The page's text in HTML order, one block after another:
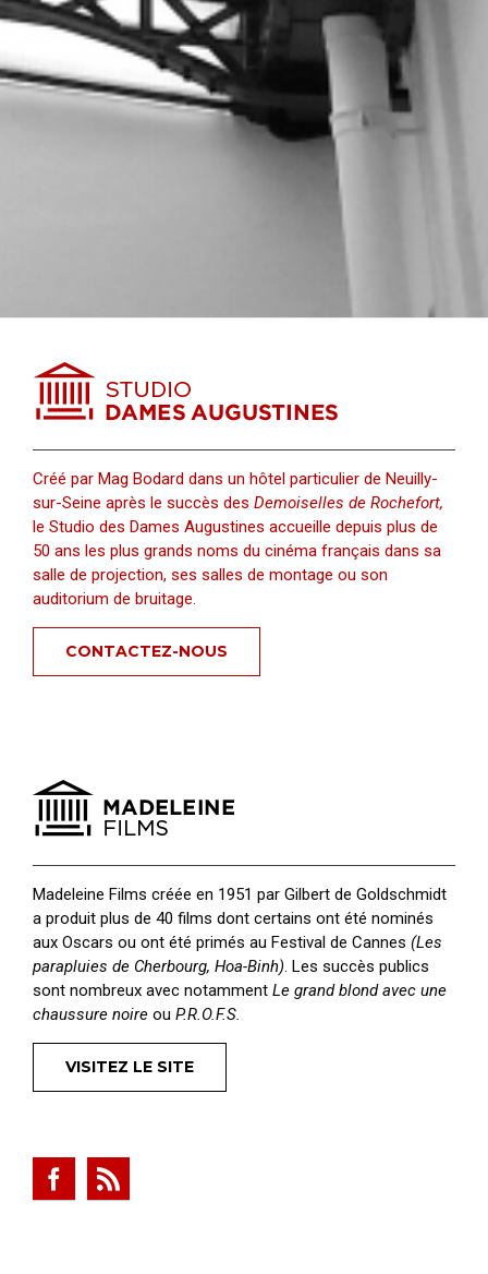
Créé par Mag Bodard dans un hôtel particulier de Neuilly-
sur-Seine après le succès des Demoiselles de Rochefort,
le Studio des Dames Augustines accueille depuis plus de
50 ans les plus grands noms du cinéma français dans sa
salle de projection, ses salles de montage ou son
auditorium de bruitage.
CONTACTEZ-NOUS
Madeleine Films créée en 1951 par Gilbert de Goldschmidt
a produit plus de 40 films dont certains ont été nominés
aux Oscars ou ont été primés au Festival de Cannes (Les
parapluies de Cherbourg, Hoa-Binh). Les succès publics
sont nombreux avec notamment Le grand blond avec une
chaussure noire ou P.R.O.F.S.
VISITEZ LE SITE